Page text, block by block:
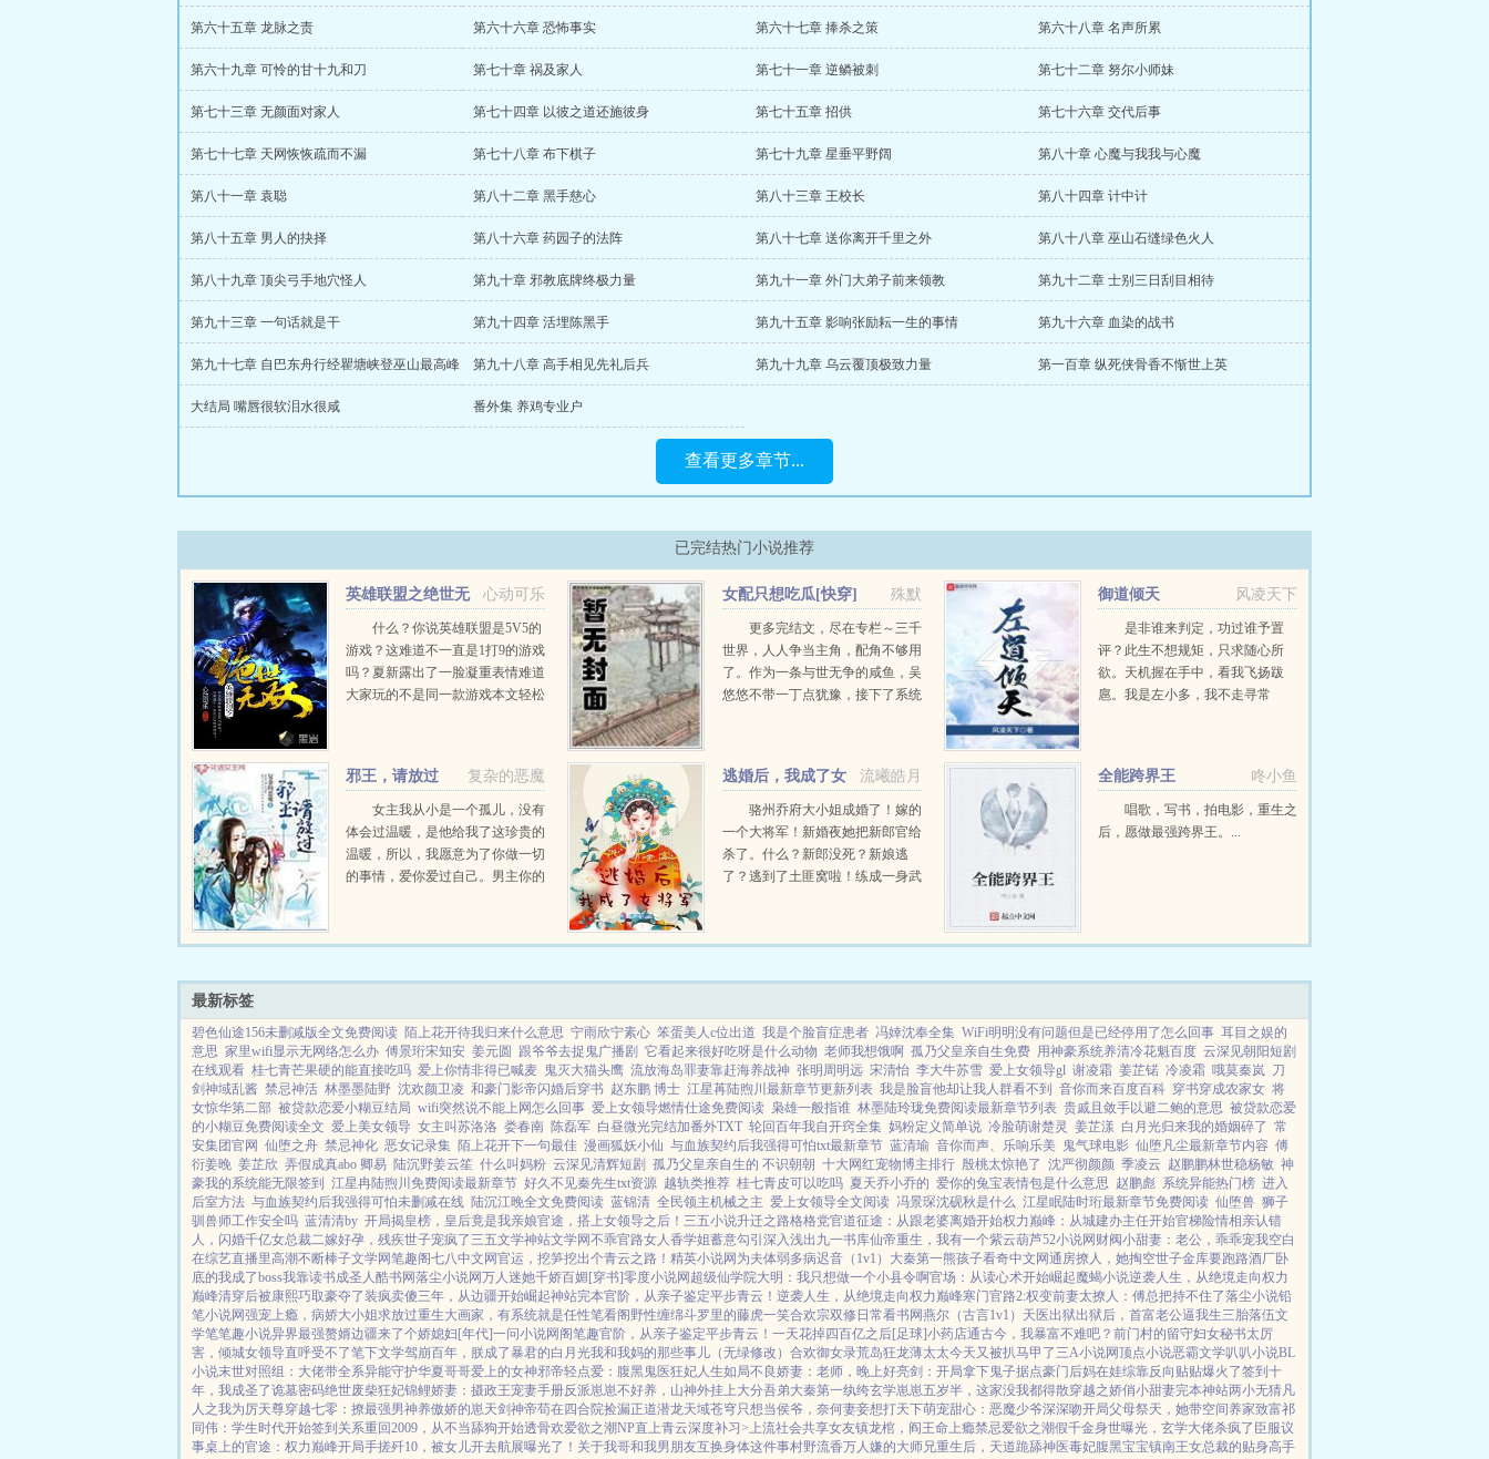
第六十五章 龙脉之责 第六十六章 恐怖事实 第六十七章 捧杀之策 第六十八章 名声所累
第六十九章 可怜的甘十九和刀 第七十章 祸及家人 第七十一章 逆鳞被刺 第七十二章 努尔小师妹
第七十三章 无颜面对家人 第七十四章 以彼之道还施彼身 第七十五章 招供 第七十六章 交代后事
第七十七章 天网恢恢疏而不漏 第七十八章 布下棋子 第七十九章 星垂平野阔 第八十章 心魔与我我与心魔
第八十一章 袁聪 第八十二章 黑手慈心 第八十三章 王校长 第八十四章 计中计
第八十五章 男人的抉择 第八十六章 药园子的法阵 第八十七章 送你离开千里之外 第八十八章 巫山石缝绿色火人
第八十九章 顶尖弓手地穴怪人 第九十章 邪教底牌终极力量 第九十一章 外门大弟子前来领教 第九十二章 士别三日刮目相待
第九十三章 一句话就是干 第九十四章 活埋陈黑手 第九十五章 影响张励耘一生的事情 第九十六章 血染的战书
第九十七章 自巴东舟行经瞿塘峡登巫山最高峰 第九十八章 高手相见先礼后兵 第九十九章 乌云覆顶极致力量 第一百章 纵死侠骨香不惭世上英
大结局 嘴唇很软泪水很咸 番外集 养鸡专业户
查看更多章节...
已完结热门小说推荐
心动可乐
英雄联盟之绝世无
什么？你说英雄联盟是5V5的
游戏？这难道不一直是1打9的游戏
吗？夏新露出了一脸凝重表情难道
大家玩的不是同一款游戏本文轻松
殊默
女配只想吃瓜[快穿]
更多完结文，尽在专栏～三千
世界，人人争当主角，配角不够用
了。作为一条与世无争的咸鱼，吴
悠悠不带一丁点犹豫，接下了系统
风凌天下
御道倾天
是非谁来判定，功过谁予置
评？此生不想规矩，只求随心所
欲。天机握在手中，看我飞扬跋
扈。我是左小多，我不走寻常
复杂的恶魔
邪王，请放过
女主我从小是一个孤儿，没有
体会过温暖，是他给我了这珍贵的
温暖，所以，我愿意为了你做一切
的事情，爱你爱过自己。男主你的
为男主而穿越到一个不知名大陆而
流曦皓月
逃婚后，我成了女
将军骆州乔府大小姐成婚了！嫁的
一个大将军！新婚夜她把新郎官给
杀了。什么？新郎没死？新娘逃
了？逃到了土匪窝啦！练成一身武
可气惨了！给我把她抓回...
咚小鱼
全能跨界王
唱歌，写书，拍电影，重生之
后，愿做最强跨界王。...
最新标签
碧色仙途156未删减版全文免费阅读 陌上花开待我归来什么意思 宁雨欣宁素心 笨蛋美人c位出道 我是个脸盲症患者 冯婞沈奉全集 WiFi明明没有问题但是已经停用了怎么回事 耳目之娱的
意思 家里wifi显示无网络怎么办 傅景珩宋知安 姜元圆 跟爷爷去捉鬼广播剧 它看起来很好吃呀是什么动物 老师我想饿啊 孤乃父皇亲自生免费 用神豪系统养清冷花魁百度 云深见朝阳短剧
在线观看 桂七青芒果硬的能直接吃吗 爱上你情非得已喊麦 鬼灭大猫头鹰 流放海岛罪妻靠赶海养战神 张明周明远 宋清怡 李大牛苏雪 爱上女领导gl 谢凌霜 姜芷锘 冷凌霜 哦莫秦岚 刀
剑神域乱酱 禁忌神活 林墨墨陆野 沈欢颜卫凌 和豪门影帝闪婚后穿书 赵东鹏 博士 江星苒陆煦川最新章节更新列表 我是脸盲他却让我人群看不到 音你而来百度百科 穿书穿成农家女 将
女惊华第二部 被贷款恋爱小糊豆结局 wifi突然说不能上网怎么回事 爱上女领导燃情仕途免费阅读 枭雄一般指谁 林墨陆玲珑免费阅读最新章节列表 贵戚且敛手以避二鲍的意思 被贷款恋爱
的小糊豆免费阅读全文 爱上美女领导 女主叫苏洛洛 娄春南 陈磊军 白昼微光完结加番外TXT 轮回百年我自开窍全集 妈粉定义简单说 冷脸萌谢楚灵 姜芷漾 白月光归来我的婚姻碎了 常
安集团官网 仙堕之舟 禁忌神化 恶女记录集 陌上花开下一句最佳 漫画狐妖小仙 与血族契约后我强得可怕txt最新章节 蓝清瑜 音你而声、乐响乐美 鬼气球电影 仙堕凡尘最新章节内容 傅
衍姜晚 姜芷欣 弄假成真abo 卿易 陆沉野姜云笙 什么叫妈粉 云深见清辉短剧 孤乃父皇亲自生的 不识朝朝 十大网红宠物博主排行 殷桃太惊艳了 沈严彻颜颜 季凌云 赵鹏鹏林世稳杨敏 神
豪我的系统能无限签到
江星冉陆煦川免费阅读最新章节 好久不见秦先生txt资源 越轨类推荐 桂七青皮可以吃吗 夏天乔小乔的 爱你的兔宝表情包是什么意思 赵鹏彪 系统异能热门榜 进入
后室方法 与血族契约后我强得可怕未删减在线 陆沉江晚全文免费阅读 蓝锦清 全民领主机械之主 爱上女领导全文阅读 冯景琛沈砚秋是什么 江星眠陆时珩最新章节免费阅读 仙堕兽 狮子
驯兽师工作安全吗 蓝清清by 开局揭皇榜，皇后竟是我亲娘官途，搭上女领导之后！ 三五小说升迁之路格格党官道征途：从跟老婆离婚开始权力巅峰：从城建办主任开始官梯险情相亲认错
人，闪婚千亿女总裁二嫁好孕，残疾世子宠疯了 三五文学神站文学网不乖官路女人香学姐蓄意勾引 深入浅出 九一书库仙帝重生，我有一个紫云葫芦52小说网 财阀小甜妻：老公，乖乖宠我空白
在综艺直播里高潮不断棒子文学网笔趣阁七八中文网官运，挖笋挖出个青云之路！ 精英小说网 为夫体弱多病迟音（1v1） 大秦第一熊孩子看奇中文网通房撩人，她掏空世子金库要跑路酒厂卧
底的我成了boss我靠读书成圣人酷书网落尘小说网万人迷她千娇百媚[穿书]零度小说网 超级仙学院大明：我只想做一个小县令啊官场：从读心术开始崛起魔蝎小说逆袭人生，从绝境走向权力
巅峰清穿后被康熙巧取豪夺了装疯卖傻三年，从边疆开始崛起神站完本官阶，从亲子鉴定平步青云！ 逆袭人生，从绝境走向权力巅峰寒门官路2:权变前妻太撩人：傅总把持不住了落尘小说铅
笔小说网强宠上瘾，病娇大小姐求放过重生大画家，有系统就是任性笔看阁 野性缠绵斗罗里的藤虎一笑合欢宗双修日常看书网燕尔（古言1v1） 天医出狱出狱后，首富老公逼我生三胎落伍文
学笔笔趣小说异界最强赘婿边疆来了个娇媳妇[年代]一问小说网 阁笔趣官阶，从亲子鉴定平步青云！ 一天花掉四百亿之后[足球]小药店通古今，我暴富不难吧？ 前门村的留守妇女秘书太厉
害，倾城女领导直呼受不了笔下文学驾崩百年，朕成了暴君的白月光我和我妈的那些事儿（无绿修改） 合欢御女录荒岛狂龙薄太太今天又被扒马甲了 三A小说网顶点小说恶霸文学叭叭小说BL
小说末世对照组：大佬带全系异能守护华夏哥哥爱上的女神邪帝轻点爱：腹黑鬼医狂妃人生如局不良娇妻：老师，晚上好亮剑：开局拿下鬼子据点豪门后妈在娃综靠反向贴贴爆火了签到十
年，我成圣了诡墓密码绝世废柴狂妃锦鲤娇妻：摄政王宠妻手册反派崽崽不好养，山神外挂上大分吾弟大秦第一纨绔玄学崽崽五岁半，这家没我都得散穿越之娇俏小甜妻完本神站两小无猜凡
人之我为厉天尊穿越七零：撩最强男神养傲娇的崽天剑神帝苟在四合院捡漏正道潜龙天域苍穹只想当侯爷，奈何妻妾想打天下萌宠甜心：恶魔少爷深深吻开局父母祭天，她带空间养家致富祁
同伟：学生时代开始签到关系重回2009，从不当舔狗开始透骨欢爱欲之潮NP直上青云深度补习>上流社会共享女友镇龙棺，阎王命上瘾禁忌爱欲之潮假千金身世曝光，玄学大佬杀疯了 臣服议
事桌上的官途：权力巅峰开局手搓歼10，被女儿开去航展曝光了！ 关于我哥和我男朋友互换身体这件事村野流香万人嫌的大师兄重生后，天道跪舔神医毒妃腹黑宝宝镇南王女总裁的贴身高手